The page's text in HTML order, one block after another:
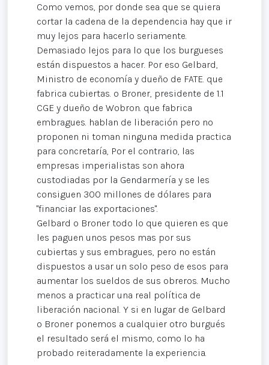
Como vemos, por donde sea que se quiera
cortar la cadena de la dependencia hay que ir
muy lejos para hacerlo seriamente.
Demasiado lejos para lo que los burgueses
están dispuestos a hacer. Por eso Gelbard,
Ministro de economía y dueño de FATE. que
fabrica cubiertas. o Broner, presidente de 1.1
CGE y dueño de Wobron. que fabrica
embragues. hablan de liberación pero no
proponen ni toman ninguna medida practica
para concretaría, Por el contrario, las
empresas imperialistas son ahora
custodiadas por la Gendarmería y se les
consiguen 300 millones de dólares para
"financiar las exportaciones".
Gelbard o Broner todo lo que quieren es que
les paguen unos pesos mas por sus
cubiertas y sus embragues, pero no están
dispuestos a usar un solo peso de esos para
aumentar los sueldos de sus obreros. Mucho
menos a practicar una real política de
liberación nacional. Y si en lugar de Gelbard
o Broner ponemos a cualquier otro burgués
el resultado será el mismo, como lo ha
probado reiteradamente la experiencia.